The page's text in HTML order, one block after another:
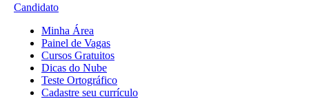
Candidato
Minha Área
Painel de Vagas
Cursos Gratuitos
Dicas do Nube
Teste Ortográfico
Cadastre seu currículo